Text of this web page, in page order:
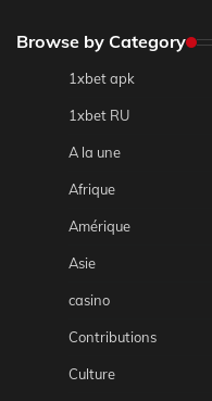
Browse by Category
1xbet apk
1xbet RU
A la une
Afrique
Amérique
Asie
casino
Contributions
Culture